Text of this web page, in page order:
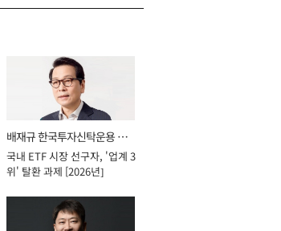
배재규 한국투자신탁운용 대
표이사 사장
국내 ETF 시장 선구자, '업계 3
위' 탈환 과제 [2026년]